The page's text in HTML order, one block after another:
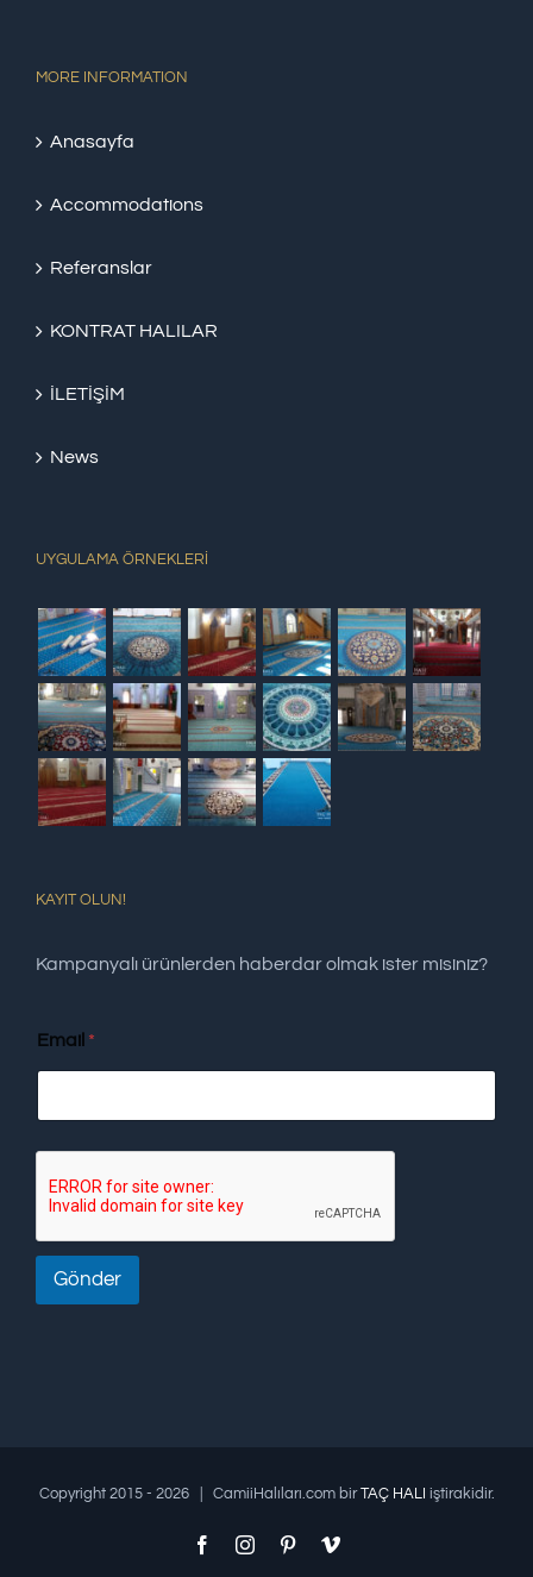
MORE INFORMATION
Anasayfa
Accommodations
Referanslar
KONTRAT HALILAR
İLETİŞİM
News
UYGULAMA ÖRNEKLERİ
KAYIT OLUN!
Kampanyalı ürünlerden haberdar olmak ister misiniz?
Email *
Gönder
Copyright 2015 - 2026 | CamiiHalıları.com birTAÇ HALI iştirakidir.
FacebookInstagramPinterestVimeo